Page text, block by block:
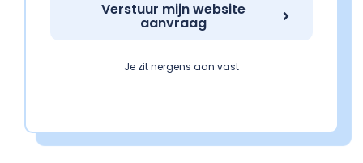
Verstuur mijn website
aanvraag
Je zit nergens aan vast